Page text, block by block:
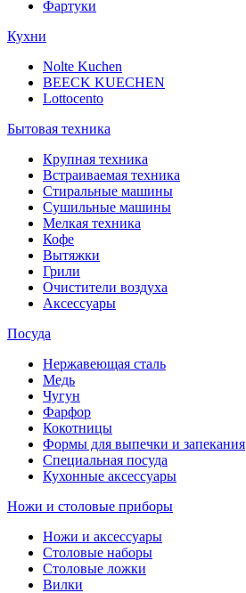
Фартуки
Кухни
Nolte Kuchen
BEECK KUECHEN
Lottocento
Бытовая техника
Крупная техника
Встраиваемая техника
Стиральные машины
Сушильные машины
Мелкая техника
Кофе
Вытяжки
Грили
Очистители воздуха
Аксессуары
Посуда
Нержавеющая сталь
Медь
Чугун
Фарфор
Кокотницы
Формы для выпечки и запекания
Специальная посуда
Кухонные аксессуары
Ножи и столовые приборы
Ножи и аксессуары
Столовые наборы
Столовые ложки
Вилки